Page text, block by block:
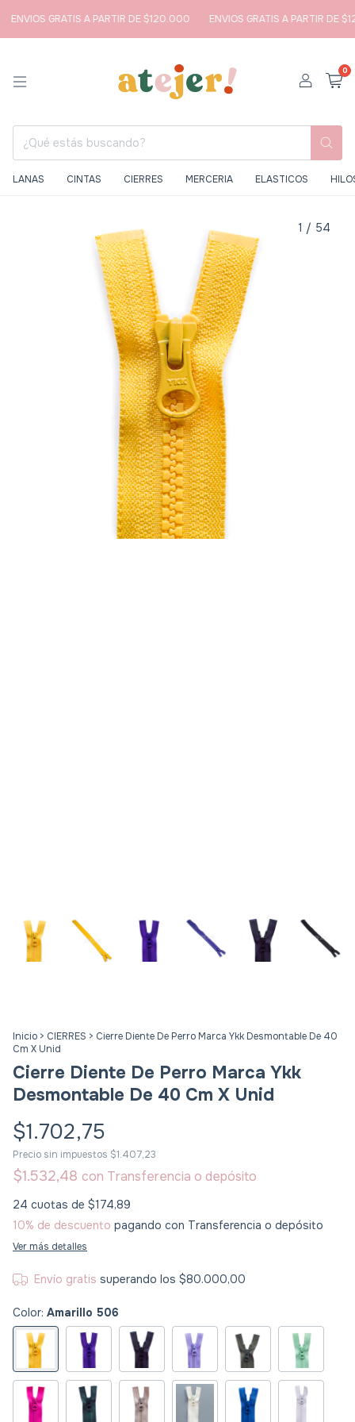
ENVIOS GRATIS A PARTIR DE $120.000 ENVIOS GRATIS A PARTIR DE
0
LANAS CINTAS CIERRES MERCERIA ELASTICOS
1 / 54
Inicio > CIERRES > Cierre Diente De Perro Marca Ykk Desmontable De 40
Cm X Unid
Cierre Diente De Perro Marca Ykk
Desmontable De 40 Cm X Unid
$1.702,75
Precio sin impuestos $1.407,23
$1.532,48 con Transferencia o depósito
24 cuotas de $174,89
10% de descuento pagando con Transferencia o depósito
Ver más detalles
Envío gratis superando los $80.000,00
Color: Amarillo 506